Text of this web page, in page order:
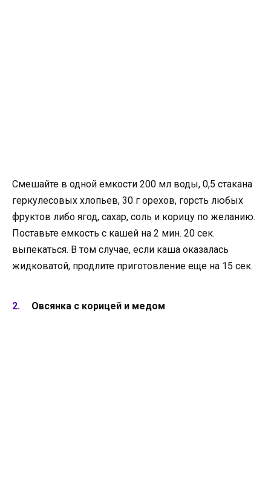
Смешайте в одной емкости 200 мл воды, 0,5 стакана
геркулесовых хлопьев, 30 г орехов, горсть любых
фруктов либо ягод, сахар, соль и корицу по желанию.
Поставьте емкость с кашей на 2 мин. 20 сек.
выпекаться. В том случае, если каша оказалась
жидковатой, продлите приготовление еще на 15 сек.
Овсянка с корицей и медом